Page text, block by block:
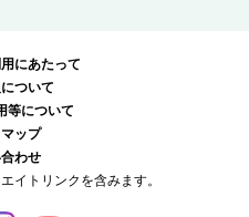
にあたって
ついて
等について
ップ
わせ
イトリンクを含みます。